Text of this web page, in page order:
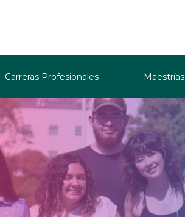
Carreras Profesionales Maestrías